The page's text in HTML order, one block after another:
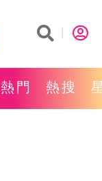
熱門 熱搜